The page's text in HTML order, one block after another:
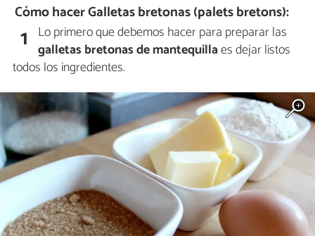
Cómo hacer Galletas bretonas (palets bretons):
1 Lo primero que debemos hacer para preparar las
galletas bretonas de mantequillaes dejar listos
todos los ingredientes.